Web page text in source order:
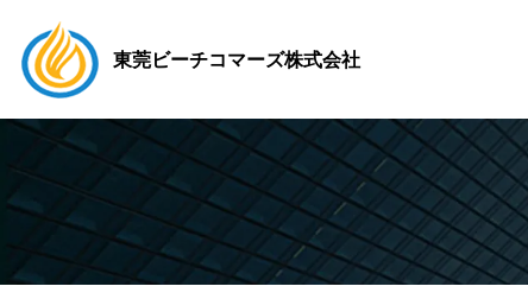
東莞ビーチコマーズ株式会社